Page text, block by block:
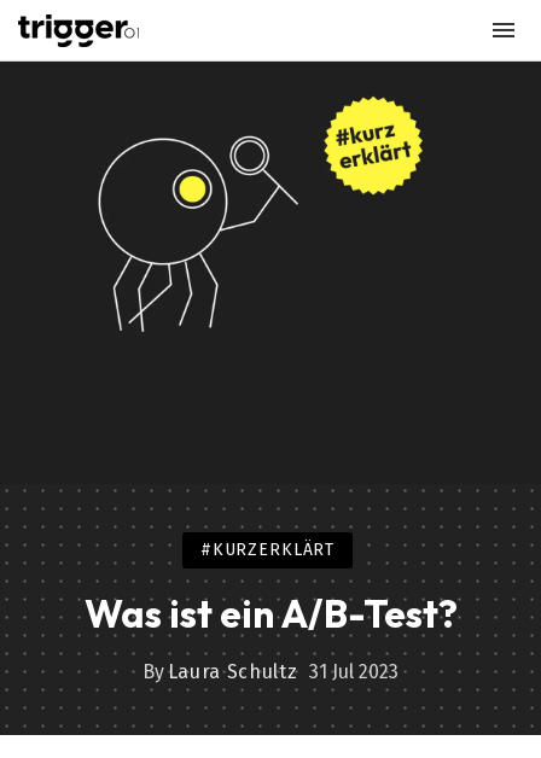
#KURZERKLÄRT
Was ist ein A/B-Test?
ByLaura Schultz 31 Jul 2023